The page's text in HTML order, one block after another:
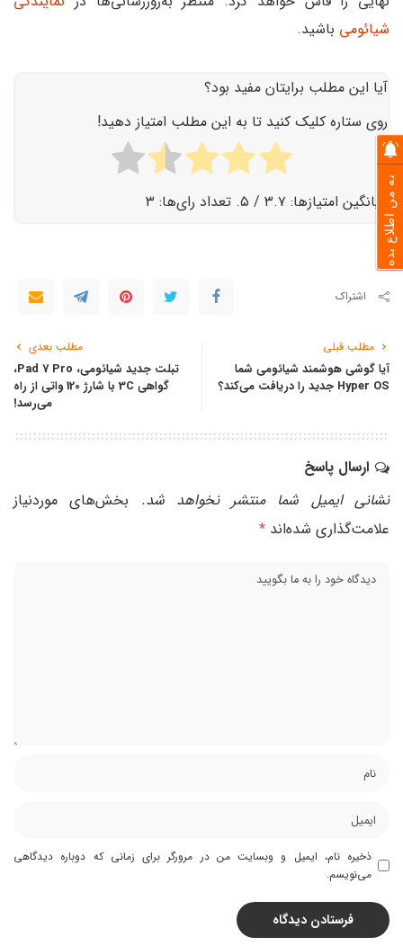
شیائومی باشید.
آیا این مطلب برایتان مفید بود؟
روی ستاره کلیک کنید تا به این مطلب امتیاز دهید!
میانگین امتیازها: ۳.۷ / ۵. تعداد رای‌ها: ۳
اشتراک
مطلب قبلی
آیا گوشی هوشمند شیائومی شما
Hyper OS جدید را دریافت می‌کند؟
مطلب بعدی
تبلت جدید شیائومی، Pad 7 Pro،
گواهی 3C با شارژ 120 واتی از راه
می‌رسد!
ارسال پاسخ
نشانی ایمیل شما منتشر نخواهد شد.
بخش‌های موردنیاز
علامت‌گذاری شده‌اند *
ذخیره نام، ایمیل و وبسایت من در مرورگر برای زمانی که دوباره دیدگاهی
می‌نویسم.
به من اطلاع بده